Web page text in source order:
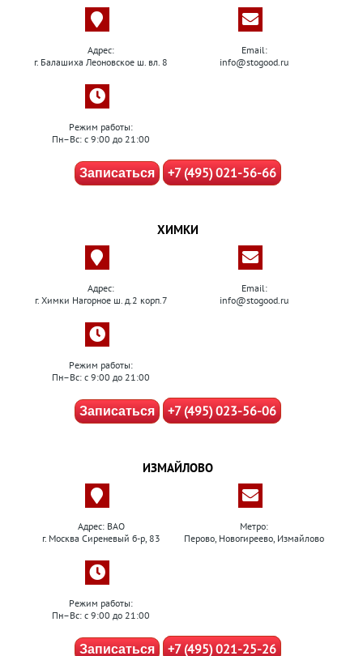
Адрес:
г. Балашиха Леоновское ш. вл. 8
Email:
info@stogood.ru
Режим работы:
Пн–Вс: с 9:00 до 21:00
Записаться +7 (495) 021-56-66
ХИМКИ
Адрес:
г. Химки Нагорное ш. д.2 корп.7
Email:
info@stogood.ru
Режим работы:
Пн–Вс: с 9:00 до 21:00
Записаться +7 (495) 023-56-06
ИЗМАЙЛОВО
Адрес: ВАО
г. Москва Сиреневый б-р, 83
Метро:
Перово, Новогиреево, Измайлово
Режим работы:
Пн–Вс: с 9:00 до 21:00
Записаться +7 (495) 021-25-26